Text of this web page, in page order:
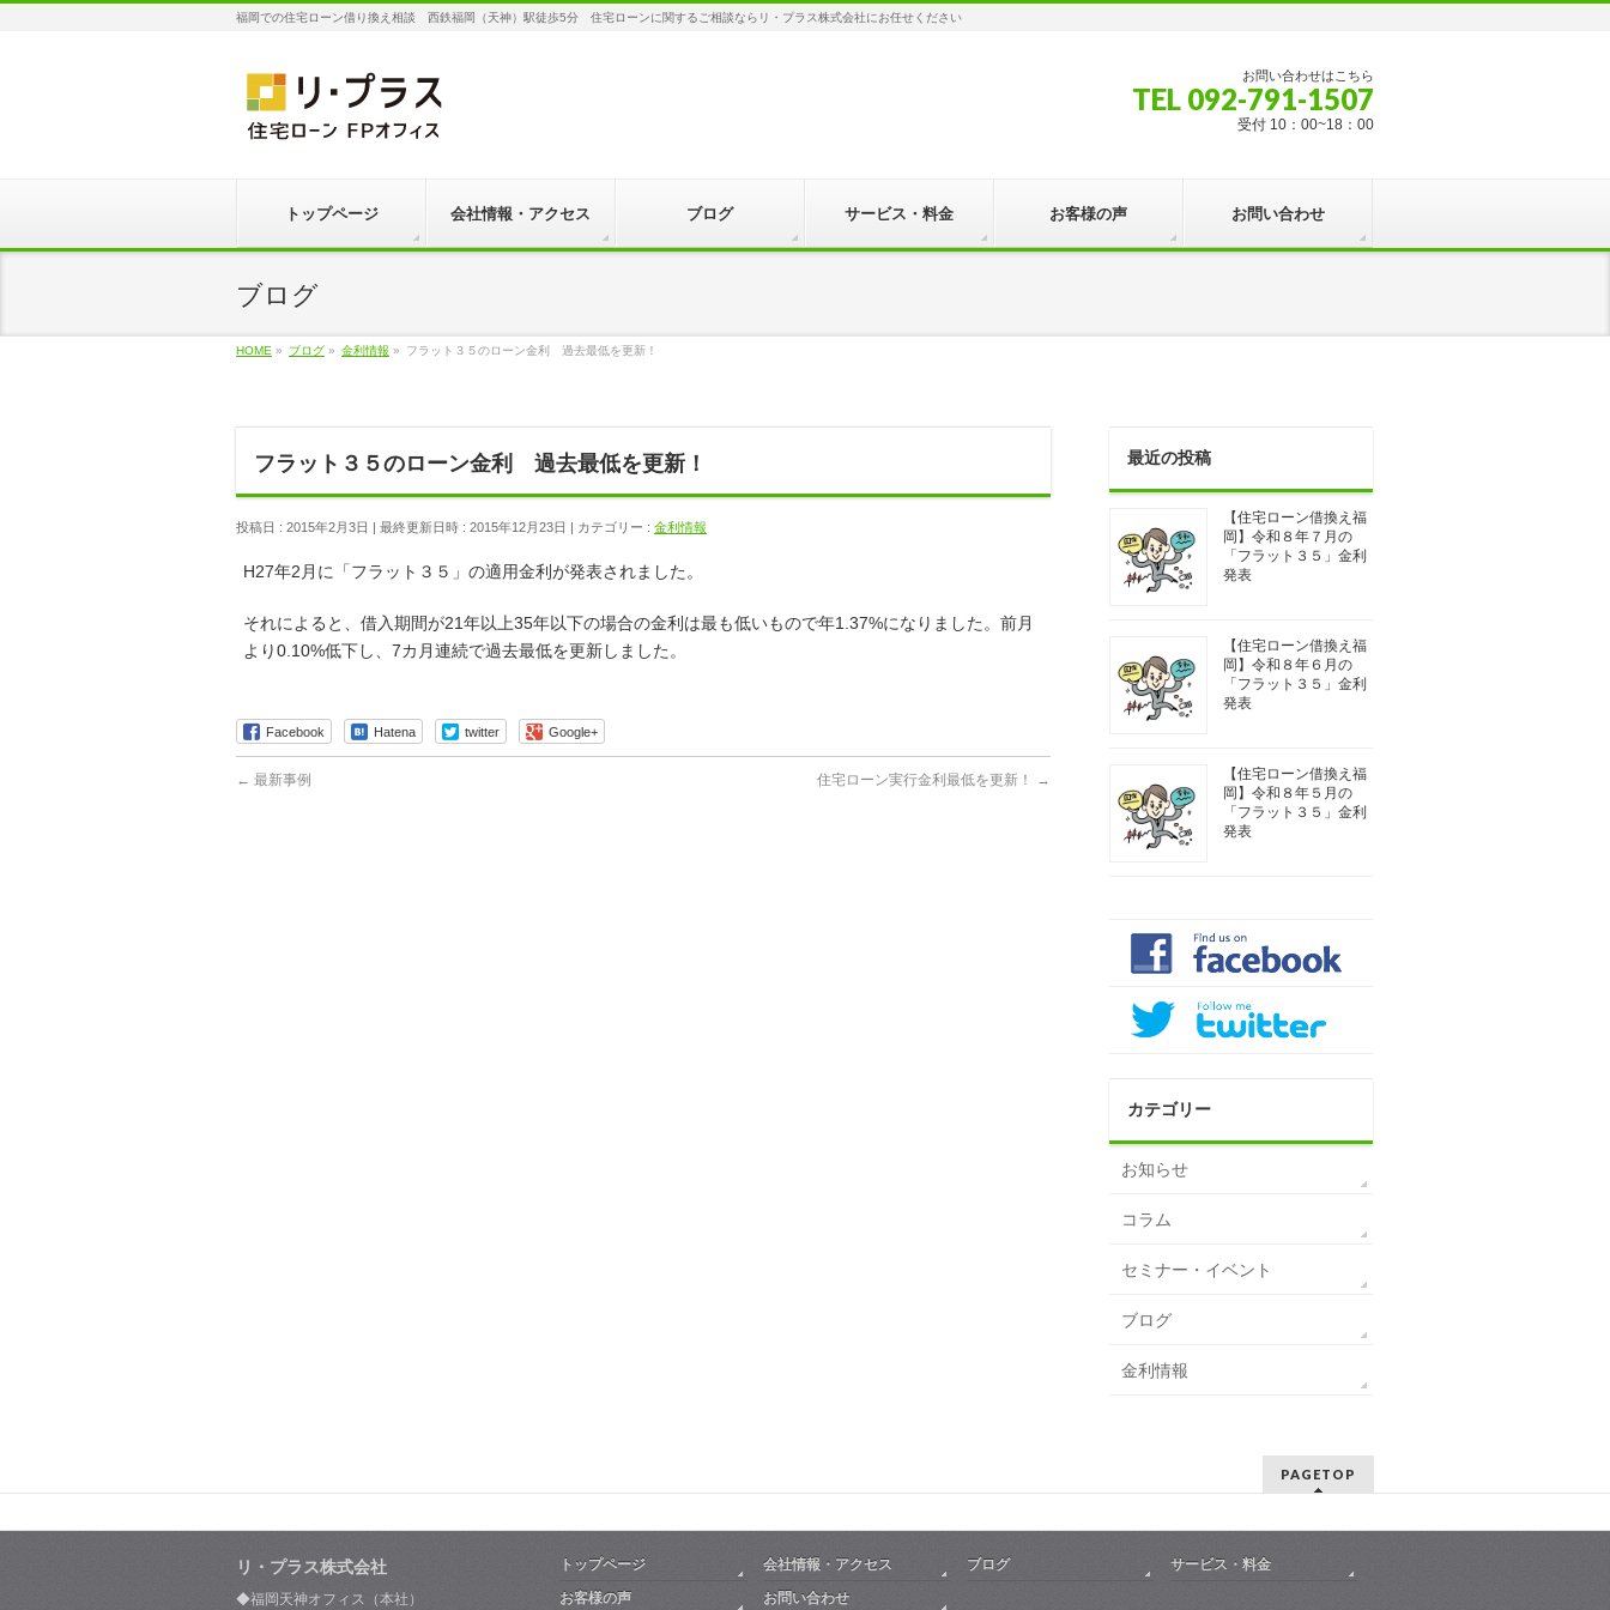
福岡での住宅ローン借り換え相談 西鉄福岡（天神）駅徒歩5分 住宅ローンに関するご相談ならリ・プラス株式会社にお任せください
お問い合わせはこちら
TEL 092-791-1507
受付 10：00~18：00
トップページ 会社情報・アクセス ブログ サービス・料金 お客様の声 お問い合わせ
ブログ
HOME » ブログ » 金利情報 » フラット３５のローン金利 過去最低を更新！
フラット３５のローン金利 過去最低を更新！
投稿日 : 2015年2月3日 最終更新日時 : 2015年12月23日 カテゴリー : 金利情報
H27年2月に「フラット３５」の適用金利が発表されました。
それによると、借入期間が21年以上35年以下の場合の金利は最も低いもので年1.37%になりました。前月
より0.10%低下し、7カ月連続で過去最低を更新しました。
Facebook Hatena twitter Google+
← 最新事例 住宅ローン実行金利最低を更新！ →
最近の投稿
【住宅ローン借換え福
岡】令和８年７月の
「フラット３５」金利
発表
【住宅ローン借換え福
岡】令和８年６月の
「フラット３５」金利
発表
【住宅ローン借換え福
岡】令和８年５月の
「フラット３５」金利
発表
カテゴリー
お知らせ
コラム
セミナー・イベント
ブログ
金利情報
PAGETOP
リ・プラス株式会社
◆福岡天神オフィス（本社）
トップページ 会社情報・アクセス ブログ
サービス・料金
お客様の声
お問い合わせ